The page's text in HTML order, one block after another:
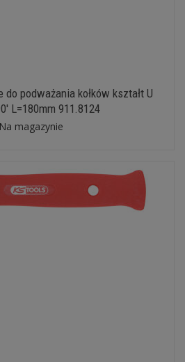
do podważania kołków kształt U
L=180mm 911.8124
Na magazynie